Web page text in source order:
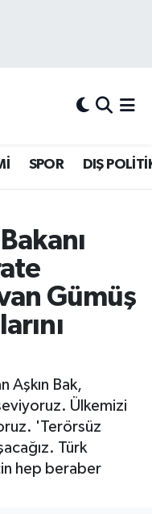
SPOR DIŞ
Gümüş
Aşkın Bak,
Ülkemizi
'Terörsüz
Türk
hep beraber